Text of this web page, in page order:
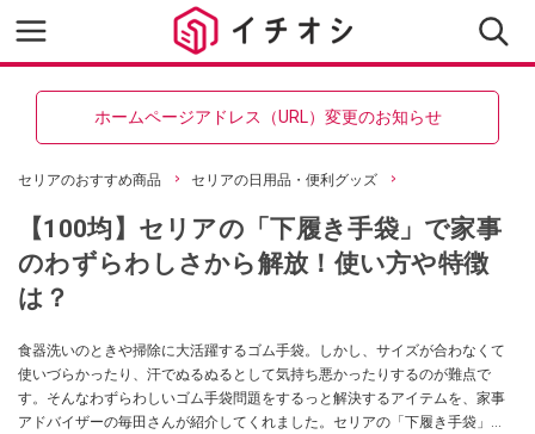
ホームページアドレス（URL）変更のお知らせ
セリアのおすすめ商品 セリアの日用品・便利グッズ
【100均】セリアの「下履き手袋」で家事
のわずらわしさから解放！使い方や特徴
は？
食器洗いのときや掃除に大活躍するゴム手袋。しかし、サイズが合わなくて
使いづらかったり、汗でぬるぬるとして気持ち悪かったりするのが難点で
す。そんなわずらわしいゴム手袋問題をするっと解決するアイテムを、家事
アドバイザーの毎田さんが紹介してくれました。セリアの「下履き手袋」